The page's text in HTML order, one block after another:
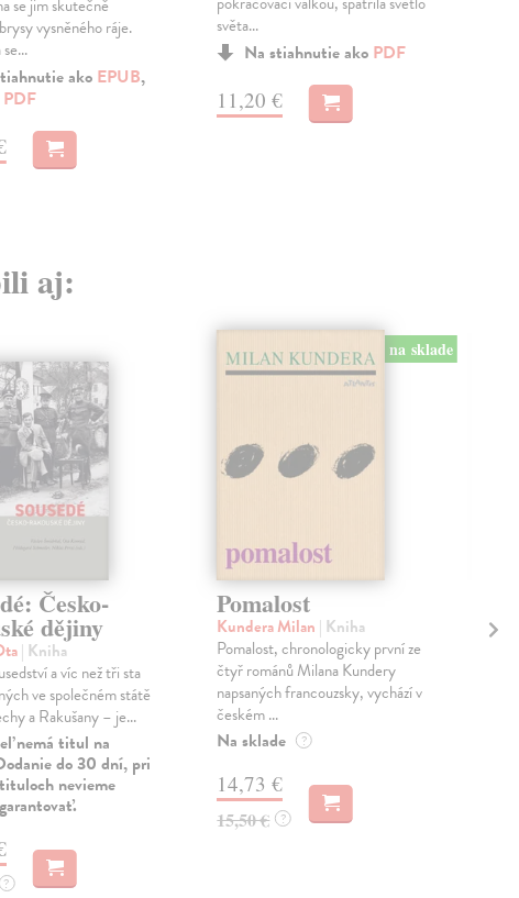
se jim skutečně
vysněného ráje.
ako EPUB,
PDF
světa...
Na stiahnutie ako PDF
11,20 €
aj:
Česko-
dějiny
| Kniha
a víc než tři sta
ve společném státě
a Rakušany – je...
nemá titul na
do 30 dní, pri
nevieme
?
na sklade
Pomalost
Kundera Milan | Kniha
Pomalost, chronologicky první ze
čtyř románů Milana Kundery
napsaných francouzsky, vychází v
českém ...
Na sklade ?
14,73 €
15,50 € ?